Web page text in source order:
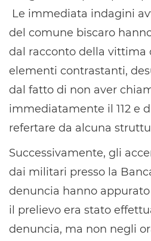
Le immediata indagini
del comune biscaro
dal racconto della vittima
elementi contrastanti,
dal fatto di non aver
immediatamente il 112 e
refertare da alcuna
Successivamente, gli
dai militari presso la
denuncia hanno
il prelievo era stato
denuncia, ma non negli